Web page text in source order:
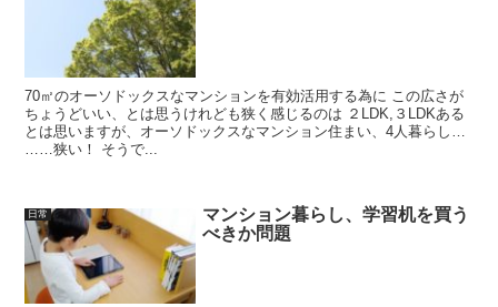
70㎡のオーソドックスなマンションを有効活用する為に この広さが
ちょうどいい、とは思うけれども狭く感じるのは ２LDK,３LDKある
とは思いますが、オーソドックスなマンション住まい、4人暮らし…
……狭い！ そうで...
日常
マンション暮らし、学習机を買う
べきか問題